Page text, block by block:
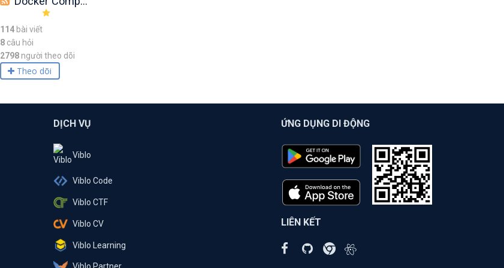
114bài viết
8câu hỏi
2798 người theo dõi
Theo dõi
DỊCH VỤ
Viblo
Viblo Code
Viblo CTF
Viblo CV
Viblo Learning
Viblo Partner
ỨNG DỤNG DI ĐỘNG
LIÊN KẾT